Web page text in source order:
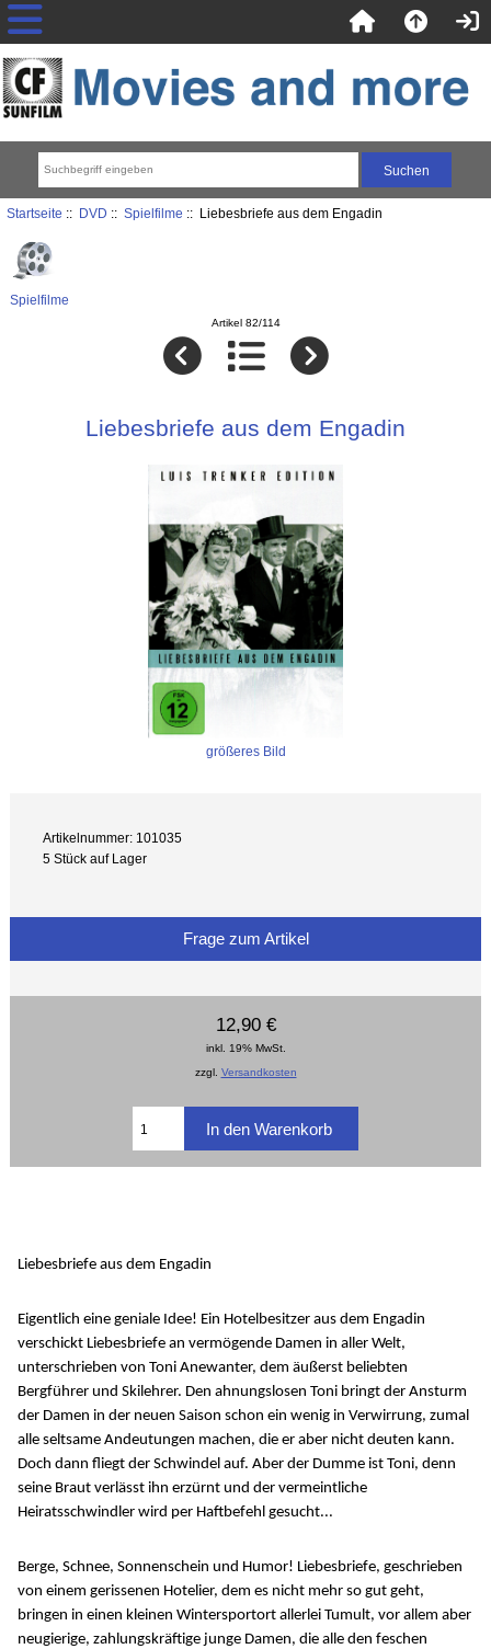
Startseite :: DVD :: Spielfilme :: Liebesbriefe aus dem Engadin
Spielfilme
Artikel 82/114
Liebesbriefe aus dem Engadin
größeres Bild
Artikelnummer: 101035
5 Stück auf Lager
Frage zum Artikel
12,90 €
inkl. 19% MwSt.
zzgl. Versandkosten
Liebesbriefe aus dem Engadin
Eigentlich eine geniale Idee! Ein Hotelbesitzer aus dem Engadin
verschickt Liebesbriefe an vermögende Damen in aller Welt,
unterschrieben von Toni Anewanter, dem äußerst beliebten
Bergführer und Skilehrer. Den ahnungslosen Toni bringt der Ansturm
der Damen in der neuen Saison schon ein wenig in Verwirrung, zumal
alle seltsame Andeutungen machen, die er aber nicht deuten kann.
Doch dann fliegt der Schwindel auf. Aber der Dumme ist Toni, denn
seine Braut verlässt ihn erzürnt und der vermeintliche
Heiratsschwindler wird per Haftbefehl gesucht...
Berge, Schnee, Sonnenschein und Humor! Liebesbriefe, geschrieben
von einem gerissenen Hotelier, dem es nicht mehr so gut geht,
bringen in einen kleinen Wintersportort allerlei Tumult, vor allem aber
neugierige, zahlungskräftige junge Damen, die alle den feschen